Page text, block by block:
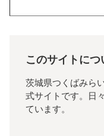
このサイトにつ
茨城県つくばみら
式サイトです。日
ています。